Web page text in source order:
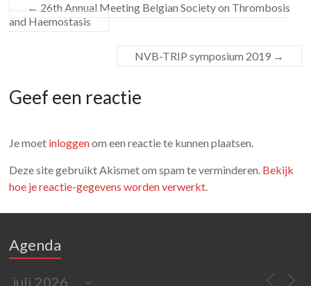
← 26th Annual Meeting Belgian Society on Thrombosis
and Haemostasis
NVB-TRIP symposium 2019 →
Geef een reactie
Je moet inloggenom een reactie te kunnen plaatsen.
Deze site gebruikt Akismet om spam te verminderen. Bekijk
hoe je reactie-gegevens worden verwerkt.
Agenda